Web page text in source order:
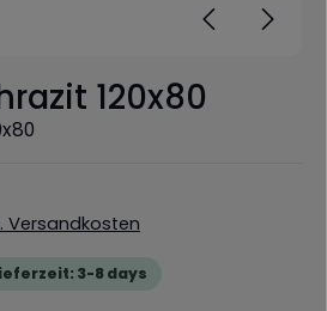
120x80
Versandkosten
3-8 days